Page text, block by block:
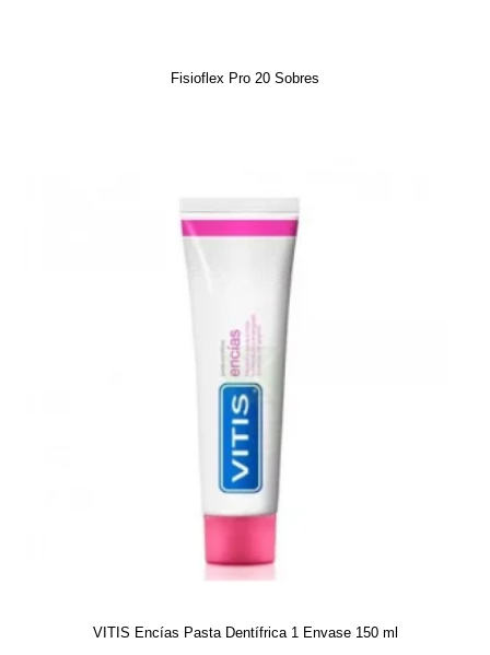
Fisioflex Pro 20 Sobres
VITIS Encías Pasta Dentífrica 1 Envase 150 ml